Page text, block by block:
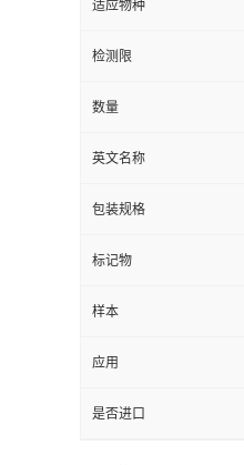
适应物种
检测限
数量
英文名称
包装规格
标记物
样本
应用
是否进口